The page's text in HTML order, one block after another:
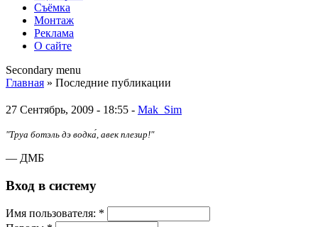
Съёмка
Монтаж
Реклама
О сайте
Secondary menu
Главная » Последние публикации
27 Сентябрь, 2009 - 18:55 - Mak_Sim
"Труа ботэль дэ водка́, авек плезир!"
— ДМБ
Вход в систему
Имя пoльзовaтeля: *